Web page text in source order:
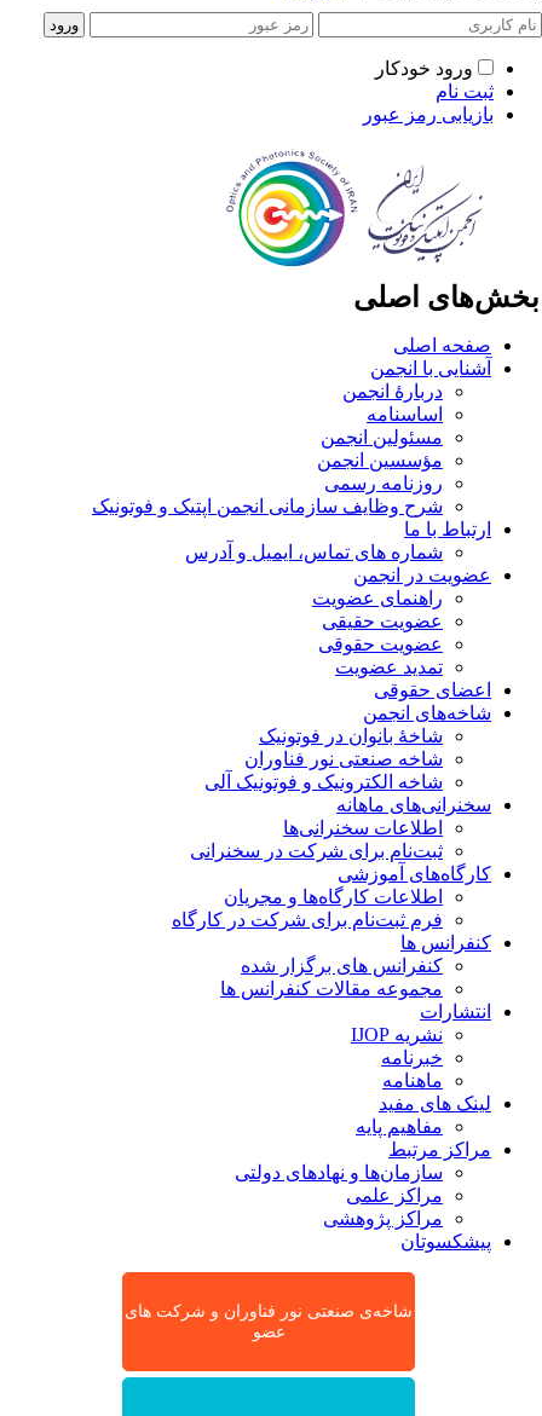
ورود خودکار
ثبت نام
بازیابی رمز عبور
اصلی
صفحه اصلی
آشنایی با انجمن
دربارۀ انجمن
اساسنامه
مسئولین انجمن
مؤسسین انجمن
روزنامه رسمی
شرح وظایف سازمانی انجمن اپتیک و فوتونیک
ارتباط با ما
شماره های تماس، ایمیل و آدرس
عضویت در انجمن
راهنمای عضویت
عضویت حقیقی
عضویت حقوقی
تمدید عضویت
اعضای حقوقی
شاخه‌های انجمن
شاخۀ بانوان در فوتونیک
شاخه صنعتی نور فناوران
شاخه‌ الکترونیک و فوتونیک آلی
سخنرانی‌های ماهانه
اطلاعات سخنرانی‌‌ها
ثبت‌نام برای شرکت در سخنرانی
کارگاه‌های آموزشی
اطلاعات کارگاه‌ها و مجریان
فرم ثبت‌نام برای شرکت در کارگاه
کنفرانس ها
کنفرانس های برگزار شده
مجموعه مقالات کنفرانس ها
انتشارات
نشریه IJOP
خبرنامه
ماهنامه
لینک های مفید
مفاهیم پایه
مراکز مرتبط
سازمان‌ها و نهادهای دولتی
مراکز علمی
مراکز پژوهشی
پیشکسوتان
شاخه‌ی صنعتی نور فناوران و شرکت های
عضو